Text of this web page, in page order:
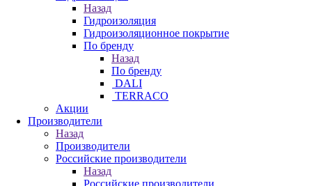
Назад
Гидроизоляция
Гидроизоляционное покрытие
По бренду
Назад
По бренду
DALI
TERRACO
Акции
Производители
Назад
Производители
Российские производители
Назад
Российские производители